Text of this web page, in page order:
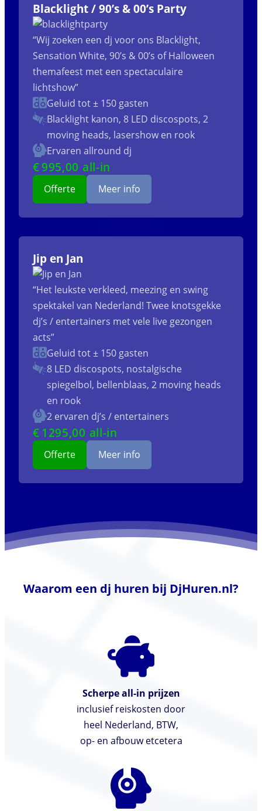
Blacklight / 90’s & 00’s Party
“Wij zoeken een dj voor ons Blacklight,
Sensation White, 90’s & 00’s of Halloween
themafeest met een spectaculaire
lichtshow”
Geluid tot ± 150 gasten
Blacklight kanon, 8 LED discospots, 2
moving heads, lasershow en rook
Ervaren allround dj
€995,00 all-in
Offerte Meer info
Jip en Jan
“Het leukste verkleed, meezing en swing
spektakel van Nederland! Twee knotsgekke
dj’s / entertainers met vele live gezongen
acts”
Geluid tot ± 150 gasten
8 LED discospots, nostalgische
spiegelbol, bellenblaas, 2 moving heads
en rook
2 ervaren dj’s / entertainers
€ 1295,00 all-in
Offerte Meer info
Waarom een dj huren bij DjHuren.nl?
Scherpe all-in prijzen
inclusief reiskosten door
heel Nederland, BTW,
op- en afbouw etcetera